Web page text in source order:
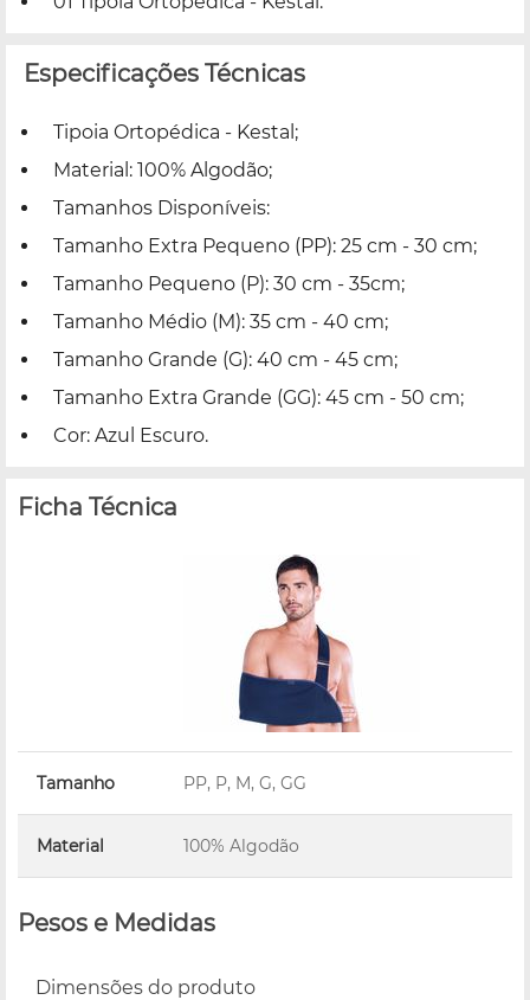
Especificações Técnicas
Tipoia Ortopédica - Kestal;
Material: 100% Algodão;
Tamanhos Disponíveis:
Tamanho Extra Pequeno (PP): 25 cm - 30 cm;
Tamanho Pequeno (P): 30 cm - 35cm;
Tamanho Médio (M): 35 cm - 40 cm;
Tamanho Grande (G): 40 cm - 45 cm;
Tamanho Extra Grande (GG): 45 cm - 50 cm;
Cor: Azul Escuro.
Ficha Técnica
Tamanho PP, P, M, G, GG
Material 100% Algodão
Pesos e Medidas
Dimensões do produto